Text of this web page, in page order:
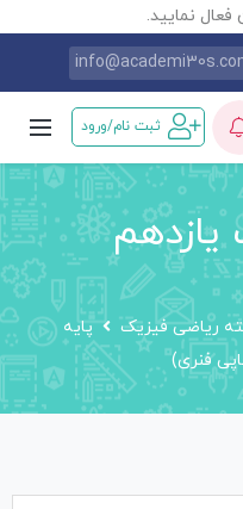
فعال نمایید.
ثبت نام/ورود
ریاضی فیزیک
پایه
فنری)